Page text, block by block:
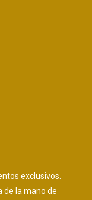
exclusivos.
de la mano de